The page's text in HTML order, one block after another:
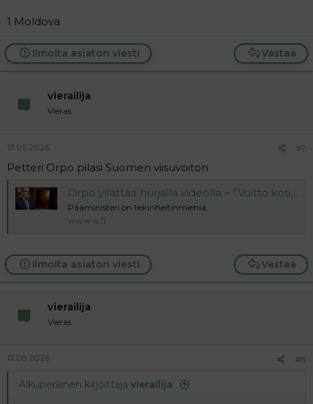
1 Moldova
Vastaa
Ilmoita asiaton viesti
vierailija
Vieras
17.05.2026 #7
Petteri Orpo pilasi Suomen viisuvoiton
Orpo yllättää hurjalla videolla – ”Voitto kotiin!”
Pääministeri on liekinheitinmiehiä.
www.is.fi
Vastaa
Ilmoita asiaton viesti
vierailija
Vieras
17.05.2026 #8
Alkuperäinen kirjoittaja vierailija: